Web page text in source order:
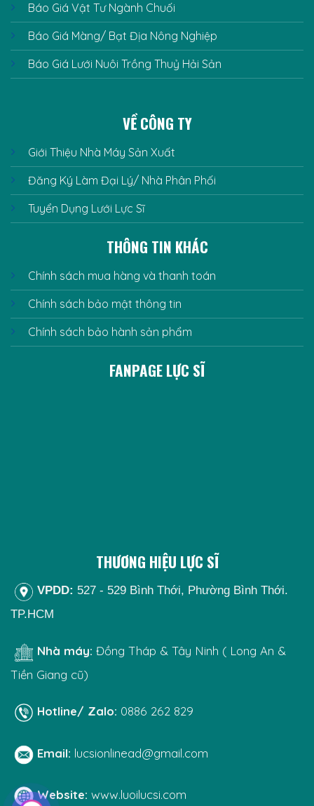
Báo Giá Vật Tư Ngành Chuối
Báo Giá Màng/ Bạt Địa Nông Nghiệp
Báo Giá Lưới Nuôi Trồng Thuỷ Hải Sản
VỀ CÔNG TY
Giới Thiệu Nhà Máy Sản Xuất
Đăng Ký Làm Đại Lý/ Nhà Phân Phối
Tuyển Dụng Lưới Lực Sĩ
THÔNG TIN KHÁC
Chính sách mua hàng và thanh toán
Chính sách bảo mật thông tin
Chính sách bảo hành sản phẩm
FANPAGE LỰC SĨ
THƯƠNG HIỆU LỰC SĨ
VPDD: 527 - 529 Bình Thới, Phường Bình Thới.
TP.HCM
Nhà máy: Đồng Tháp & Tây Ninh ( Long An &
Tiền Giang cũ)
Hotline/ Zalo: 0886 262 829
Email: lucsionlinead@gmail.com
Website: www.luoilucsi.com